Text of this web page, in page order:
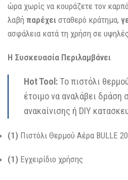
ώρα χωρίς να κουράζετε τον
λαβή παρέχει σταθερό κράτημα,
ασφάλεια κατά τη χρήση σε
Η Συσκευασία Περιλαμβάνει
Hot Tool:Το πιστόλι
έτοιμο να αναλάβει δράση
ανακαίνισης ή DIY
(1) Πιστόλι Θερμού Αέρα BULLE
(1) Εγχειρίδιο χρήσης